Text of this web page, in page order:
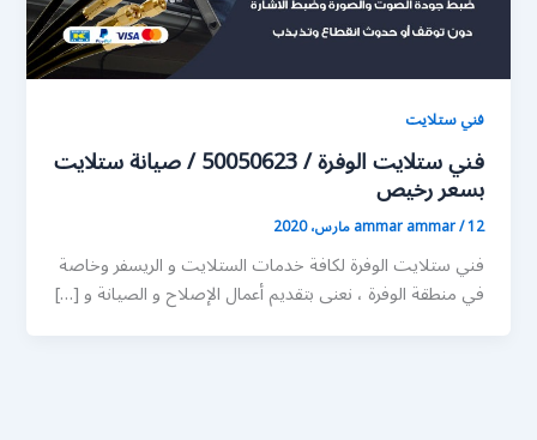
فني ستلايت
فني ستلايت الوفرة / 50050623 / صيانة ستلايت
بسعر رخيص
ammar ammar/12 مارس، 2020
فني ستلايت الوفرة لكافة خدمات الستلايت و الريسفر وخاصة
في منطقة الوفرة ، نعنى بتقديم أعمال الإصلاح و الصيانة و […]